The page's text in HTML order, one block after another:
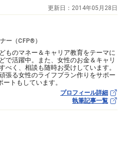
更新日： 2014年05月28日
ー（CFP®）
ものマネー＆キャリア教育をテーマに
で活躍中。また、女性のお金＆キャリ
べく、相談も随時お受けしています。
張る女性のライフプラン作りをサポー
ートもしています。
プロフィール詳細
執筆記事一覧